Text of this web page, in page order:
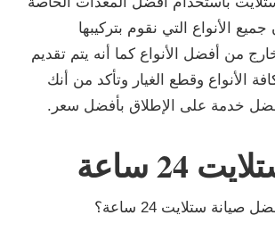
الأنواع التي نقوم بتركيبها
من أفضل الأنواع كما أنه يتم تقديم
الأنواع وقطع الغيار وتأكد من أنك
خدمة على الإطلاق بأفضل سعر.
24 ساعة
ستلايت 24 ساعة؟